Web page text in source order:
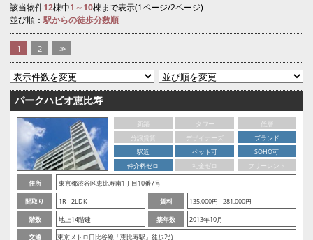
該当物件12棟中1～10棟まで表示(1ページ/2ページ)
並び順：駅からの徒歩分数順
1 2 >>
パークハビオ恵比寿
新築 タワー
低層
分譲賃貸
デザイナーズ
ブランド
駅近
ペット可
SOHO可
仲介料ゼロ
礼金ゼロ
フリーレント
住所
東京都渋谷区恵比寿南1丁目10番7号
間取り
1R - 2LDK 賃料
135,000円 - 281,000円
階数
地上14階建 築年数
2013年10月
交通
東京メトロ日比谷線「恵比寿駅」徒歩2分